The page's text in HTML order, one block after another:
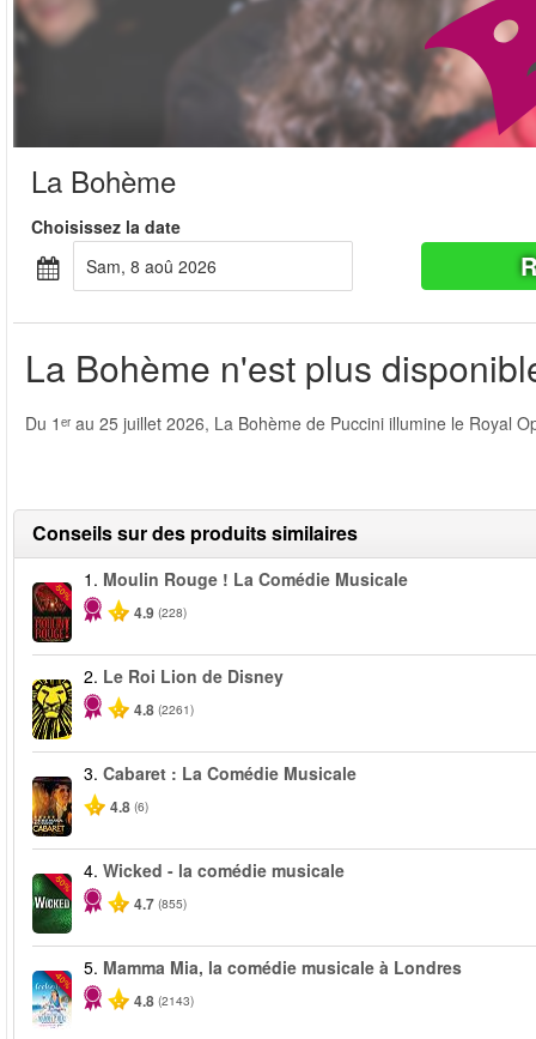
La Bohème
Choisissez la date
sam, 8 aoû 2026
La Bohème n'est plus
Du 1ᵉʳ au 25 juillet 2026, La Bohème de Puccini illumine le Royal
Conseils sur des produits similaires
-50%
1. Moulin Rouge ! La Comédie Musicale
4.9 (228)
2. Le Roi Lion de Disney
4.8 (2261)
3. Cabaret : La Comédie Musicale
4.8 (6)
-50%
4. Wicked - la comédie musicale
4.7 (855)
-40%
5. Mamma Mia, la comédie musicale à Londres
4.8 (2143)